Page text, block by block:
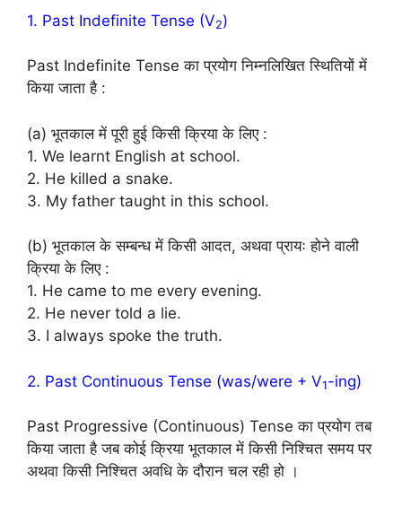
1. Past Indefinite Tense (V2)
Past Indefinite Tense का प्रयोग निम्नलिखित स्थितियों में
किया जाता है :
(a) भूतकाल में पूरी हुई किसी क्रिया के लिए :
1. We learnt English at school.
2. He killed a snake.
3. My father taught in this school.
(b) भूतकाल के सम्बन्ध में किसी आदत, अथवा प्रायः होने वाली
क्रिया के लिए :
1. He came to me every evening.
2. He never told a lie.
3. I always spoke the truth.
2. Past Continuous Tense (was/were + V1-ing)
Past Progressive (Continuous) Tense का प्रयोग तब
किया जाता है जब कोई क्रिया भूतकाल में किसी निश्चित समय पर
अथवा किसी निश्चित अवधि के दौरान चल रही हो ।